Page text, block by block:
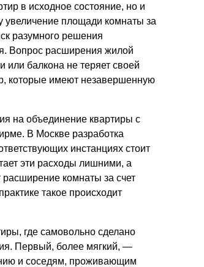
в исходное состояние, но и
увеличение площади комнаты за
разумного решения
Вопрос расширения жилой
или балкона не теряет своей
которые имеют незавершенную
на объединение квартиры с
В Москве разработка
инстанциях стоит
эти расходы лишними, а
комнаты за счет
такое происходит
где самовольно сделано
Первый, более мягкий, —
и соседям, проживающим